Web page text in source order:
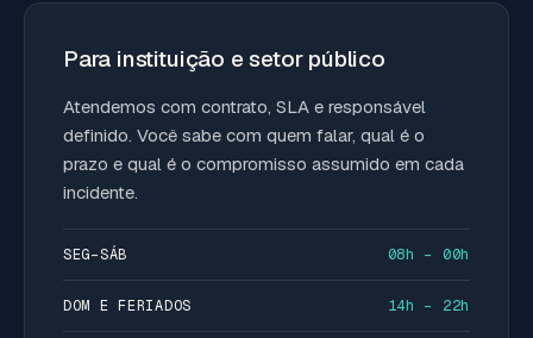
Para instituição e setor público
Atendemos com contrato, SLA e responsável
definido. Você sabe com quem falar, qual é o
prazo e qual é o compromisso assumido em cada
incidente.
SEG–SÁB 08h – 00h
DOM E FERIADOS 14h – 22h